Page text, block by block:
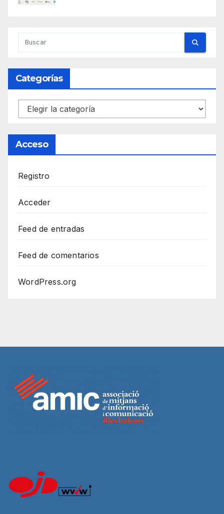
Categorías
Categorías
Acceso
Registro
Acceder
Feed de entradas
Feed de comentarios
WordPress.org